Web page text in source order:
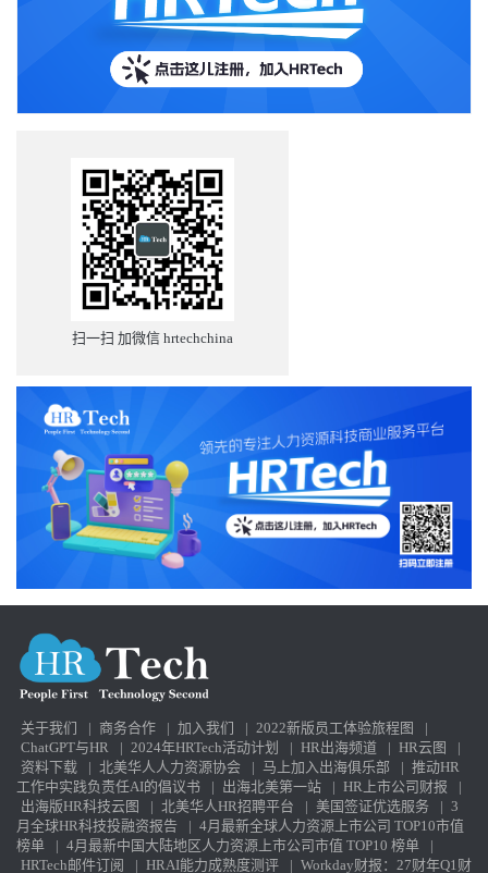
扫一扫 加微信 hrtechchina
关于我们 | 商务合作 | 加入我们 | 2022新版员工体验旅程图
|
ChatGPT与HR
| 2024年HRTech活动计划 | HR出海频道 | HR云图
|
资料下载
| 北美华人人力资源协会 | 马上加入出海俱乐部 | 推动HR
工作中实践负责任AI的倡议书
| 出海北美第一站 | HR上市公司财报
|
出海版HR科技云图
| 北美华人HR招聘平台 | 美国签证优选服务 | 3
月全球HR科技投融资报告
| 4月最新全球人力资源上市公司 TOP10市值
榜单
| 4月最新中国大陆地区人力资源上市公司市值 TOP10 榜单
|
HRTech邮件订阅
| HRAI能力成熟度测评 | Workday财报：27财年Q1财